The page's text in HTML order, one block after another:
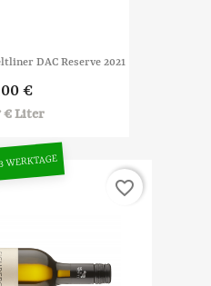
DAC Reserve 2021
€
€ Liter
favorite_border